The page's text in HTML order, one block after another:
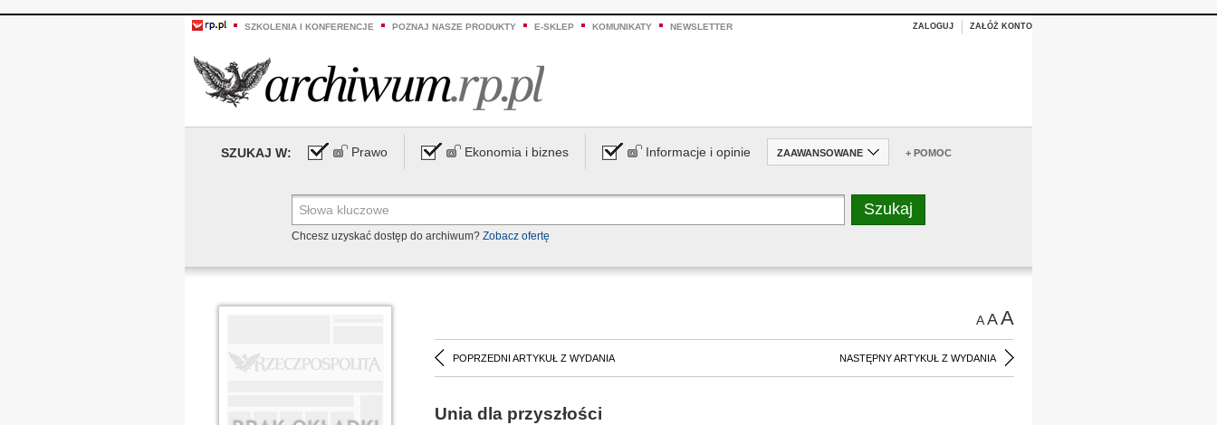
SZKOLENIA I KONFERENCJE POZNAJ NASZE PRODUKTY E-SKLEP KOMUNIKATY NEWSLETTER ZALOGUJ ZAŁÓŻ KONTO
SZUKAJ W: Prawo Ekonomia i biznes Informacje i opinie ZAAWANSOWANE + POMOC
Chcesz uzyskać dostęp do archiwum? Zobacz ofertę
AAA
POPRZEDNI ARTYKUŁ Z WYDANIA NASTĘPNY ARTYKUŁ Z WYDANIA
Unia dla przyszłości